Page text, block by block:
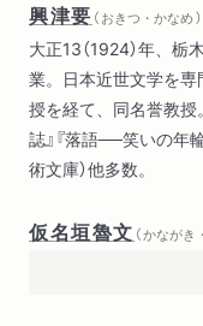
幕末開化期文學研究（興
解題（興津要）
略歴（興津要編）
興津要 （ おきつ・かなめ ）
大正13（1924）年、
業。日本近世文学を
授を経て、同名誉教授
誌』『落語──笑いの年
術文庫）他多数。
仮名垣魯文 （ かながき